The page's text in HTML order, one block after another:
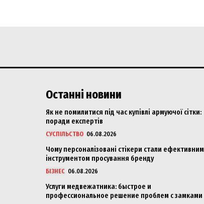
Останні новини
Як не помилитися під час купівлі армуючої сітки:
поради експертів
СУСПІЛЬСТВО 06.08.2026
Чому персоналізовані стікери стали ефективним
інструментом просування бренду
БІЗНЕС 06.08.2026
Услуги медвежатника: быстрое и
профессиональное решение проблем с замками